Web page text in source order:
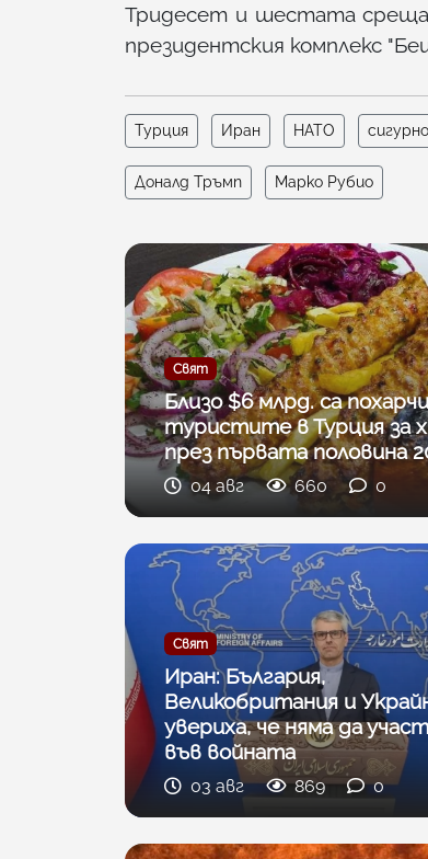
Тридесет и шестата
президентския комплекс
Турция Иран НАТО
Доналд Тръмп Марко Рубио
Свят
Близо $6 млрд. са
туристите в Турция за
през първата половина
04 авг 660 0
Свят
Иран: България,
Великобритания и
увериха, че няма да
във войната
03 авг 869 0